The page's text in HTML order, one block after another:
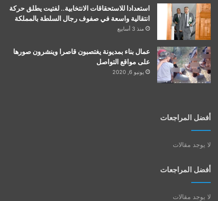
استعدادا للاستحقاقات الانتخابية.. لفتيت يطلق حركة
انتقالية واسعة في صفوف رجال السلطة بالمملكة
منذ 3 أسابيع
عمال بناء بمديونة يغتصبون قاصرا وينشرون صورها
على مواقع التواصل
يونيو 6, 2020
أفضل المراجعات
لا يوجد مقالات
أفضل المراجعات
لا يوجد مقالات